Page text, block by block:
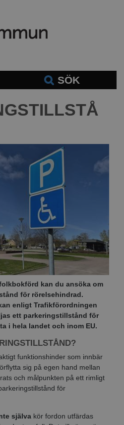
SÖK
kan du ansöka om
för rörelsehindrad.
enligt Trafikförordningen
ett parkeringstillstånd för
i hela landet och inom EU.
funktionshinder som innbär
sig på egen hand mellan
och målpunkten på ett rimligt
för
själva kör fordon utfärdas